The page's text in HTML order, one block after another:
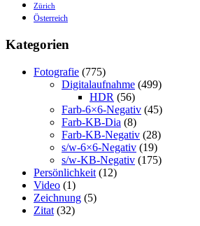
Zürich
Österreich
Kategorien
Fotografie (775)
Digitalaufnahme (499)
HDR (56)
Farb-6×6-Negativ (45)
Farb-KB-Dia (8)
Farb-KB-Negativ (28)
s/w-6×6-Negativ (19)
s/w-KB-Negativ (175)
Persönlichkeit (12)
Video (1)
Zeichnung (5)
Zitat (32)